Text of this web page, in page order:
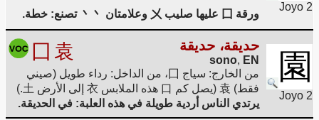
Joyo 2
ورقة 囗 عليها صليب 㐅 وعلامتان 丶丶 تصنع: خطة.
園
Joyo 2
حديقة، حديقة
sono, EN
囗 袁
من الخارج: سياج 囗، من الداخل: رداء طويل (صيني
فقط) 袁 (يصل كم 口 هذه الملابس 衣 إلى الأرض 土.)
يرتدي الناس أردية طويلة في هذه العلبة: في الحديقة.